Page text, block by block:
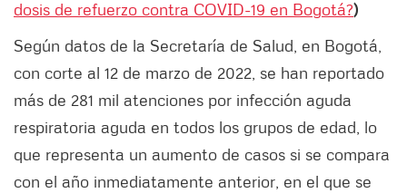
dosis de refuerzo contra COVID-19 en Bogotá?)
Según datos de la Secretaría de Salud, en Bogotá,
con corte al 12 de marzo de 2022, se han reportado
más de 281 mil atenciones por infección aguda
respiratoria aguda en todos los grupos de edad, lo
que representa un aumento de casos si se compara
con el año inmediatamente anterior, en el que se